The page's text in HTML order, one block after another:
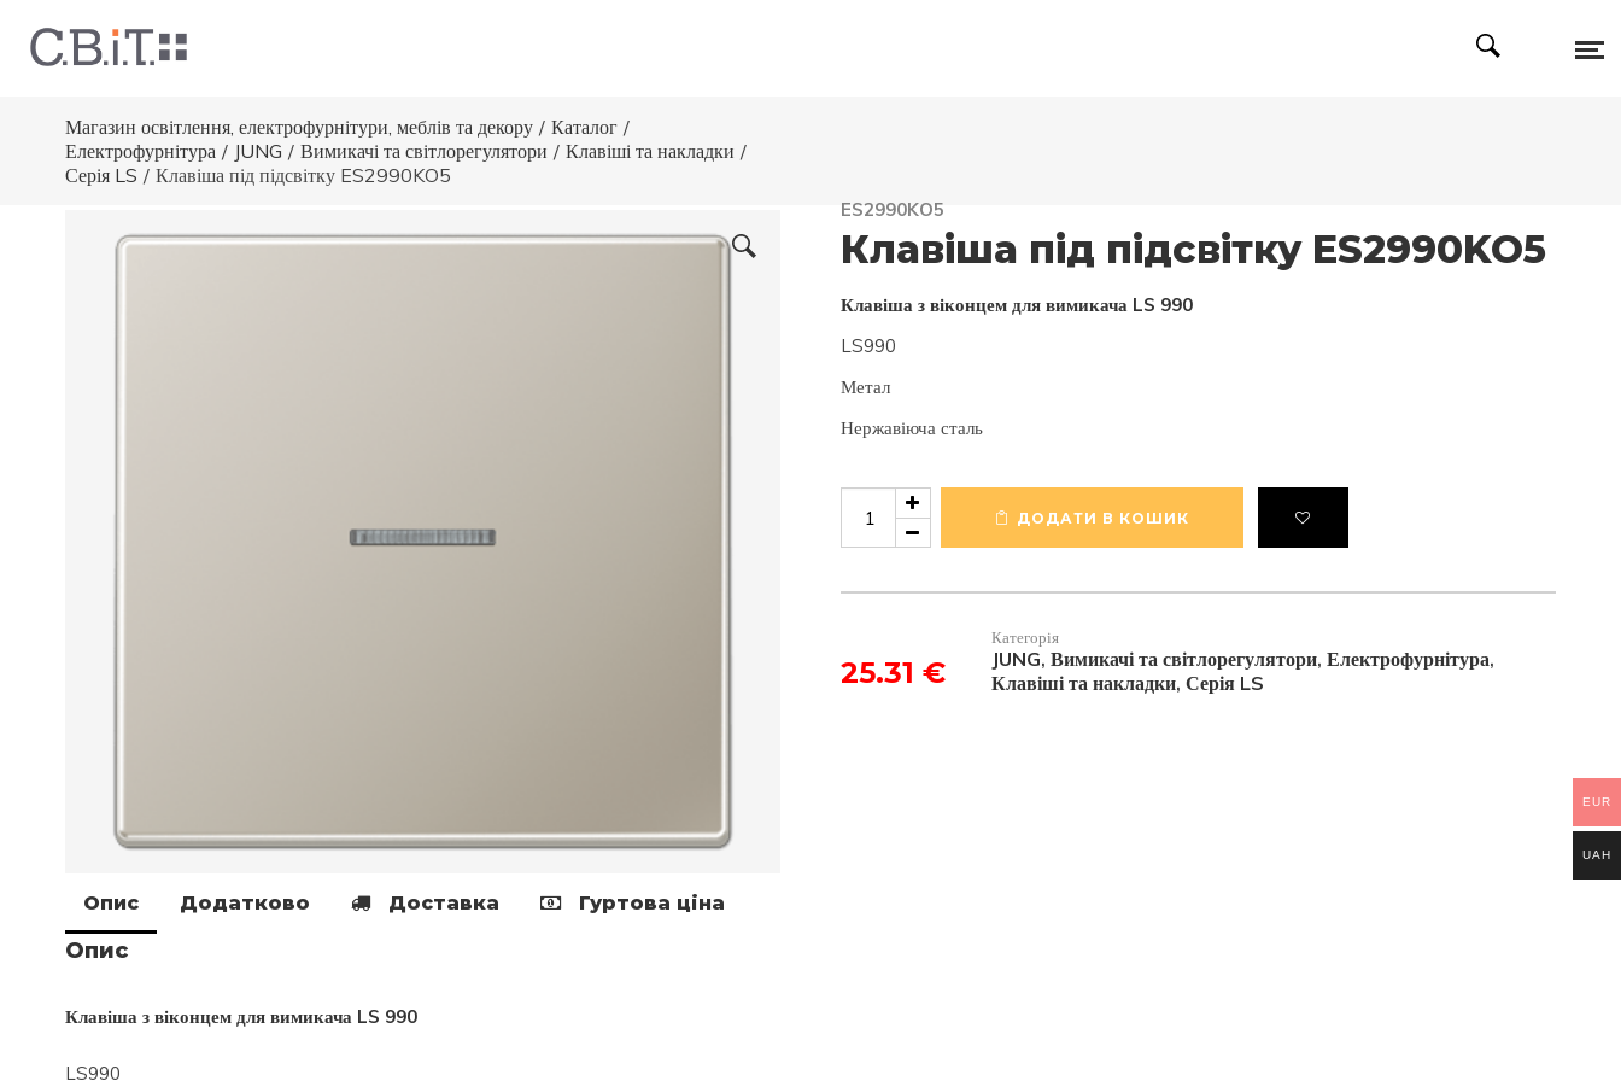
Магазин освітлення, електрофурнітури, меблів та декору / Каталог /
Електрофурнітура / JUNG / Вимикачі та світлорегулятори / Клавіші та накладки /
Серія LS / Клавіша під підсвітку ES2990KO5
ES2990KO5
Клавіша під підсвітку ES2990KO5
Клавіша з віконцем для вимикача LS 990
LS990
Метал
Нержавіюча сталь
підсвітку
кількість
ДОДАТИ В КОШИК
25.31 €
Категорія
JUNG, Вимикачі та світлорегулятори, Електрофурнітура,
Клавіші та накладки, Серія LS
Опис Додатково Доставка Гуртова ціна
Опис
Клавіша з віконцем для вимикача LS 990
LS990
EUR
UAH